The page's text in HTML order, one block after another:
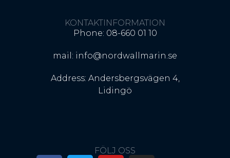
KONTAKTINFORMATION
Phone: 08-660 01 10
mail: info@nordwallmarin.se
Address: Andersbergsvägen 4,
Lidingö
FÖLJ OSS